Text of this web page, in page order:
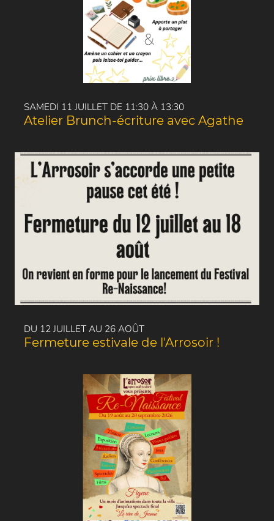
SAMEDI 11 JUILLET DE 11:30 À 13:30
Atelier Brunch-écriture avec Agathe
DU 12 JUILLET AU 26 AOÛT
Fermeture estivale de l'Arrosoir !